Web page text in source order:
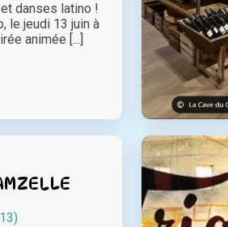
danses latino !
le jeudi 13 juin à
animée [...]